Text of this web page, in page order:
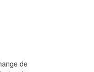
de